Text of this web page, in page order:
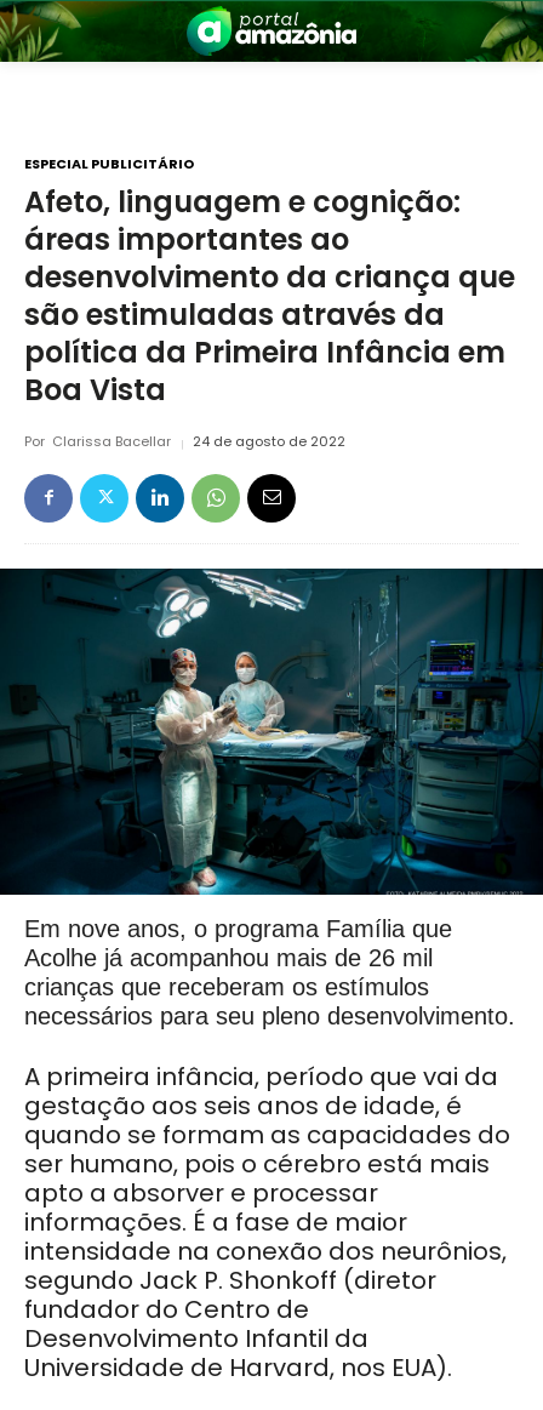
ESPECIAL PUBLICITÁRIO
Afeto, linguagem e cognição:
áreas importantes ao
desenvolvimento da criança que
são estimuladas através da
política da Primeira Infância em
Boa Vista
Por Clarissa Bacellar 24 de agosto de 2022
Em nove anos, o programa Família que
Acolhe já acompanhou mais de 26 mil
crianças que receberam os estímulos
necessários para seu pleno desenvolvimento.
A primeira infância, período que vai da
gestação aos seis anos de idade, é
quando se formam as capacidades do
ser humano, pois o cérebro está mais
apto a absorver e processar
informações. É a fase de maior
intensidade na conexão dos neurônios,
segundo Jack P. Shonkoff (diretor
fundador do Centro de
Desenvolvimento Infantil da
Universidade de Harvard, nos EUA).